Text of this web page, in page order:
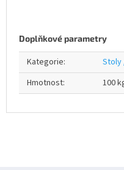
Doplňkové parametry
Kategorie:
Stoly
Hmotnost: 100